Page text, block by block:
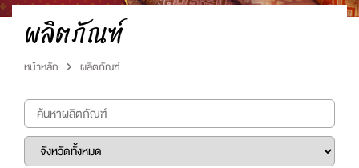
ผลิตภัณฑ์
หน้าหลัก ผลิตภัณฑ์